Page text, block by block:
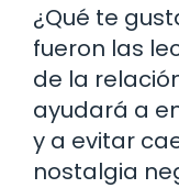
¿Qué te
fueron las
de la
ayudará a
y a evitar
nostalgia